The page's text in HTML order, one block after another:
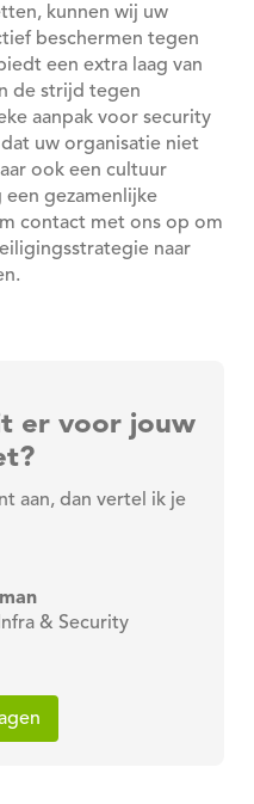
kunnen wij uw
beschermen tegen
een extra laag van
de strijd tegen
aanpak voor security
uw organisatie niet
ook een cultuur
gezamenlijke
contact met ons op om
naar
er voor jouw
aan, dan vertel ik je
& Security